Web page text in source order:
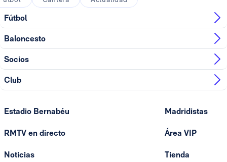
Fútbol
Baloncesto
Socios
Club
Estadio Bernabéu
RMTV en directo
Noticias
Madridistas
Área VIP
Tienda